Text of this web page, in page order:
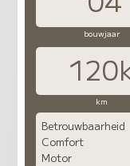
bouwjaar
km
Betrouwbaarheid
Comfort
Motor